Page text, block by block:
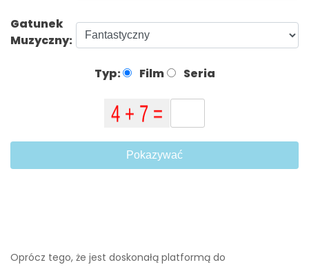
Gatunek
Muzyczny:
Typ: Film Seria
Pokazywać
Oprócz tego, że jest doskonałą platformą do